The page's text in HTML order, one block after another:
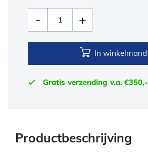
In winkelmand
Gratis verzending v.a. €350,-
Productbeschrijving